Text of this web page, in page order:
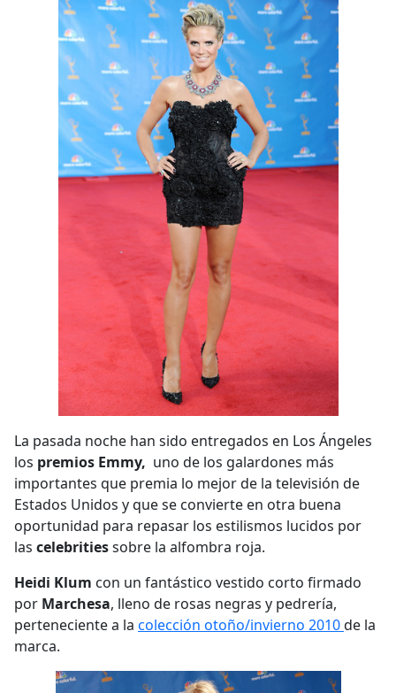
La pasada noche han sido entregados en Los Ángeles
los premios Emmy, uno de los galardones más
importantes que premia lo mejor de la televisión de
Estados Unidos y que se convierte en otra buena
oportunidad para repasar los estilismos lucidos por
las celebritiessobre la alfombra roja.
Heidi Klum con un fantástico vestido corto firmado
por Marchesa, lleno de rosas negras y pedrería,
perteneciente a la colección otoño/invierno 2010de la
marca.